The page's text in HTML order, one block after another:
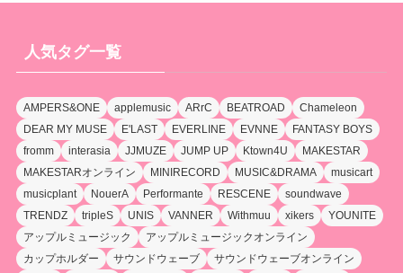
人気タグ一覧
AMPERS&ONE applemusic ARrC BEATROAD
Chameleon
DEAR MY MUSE
E'LAST EVERLINE EVNNE
FANTASY BOYS
fromm
interasia JJMUZE JUMP UP Ktown4U
MAKESTAR
MAKESTARオンライン
MINIRECORD MUSIC&DRAMA
musicart
musicplant
NouerA Performante RESCENE
soundwave
TRENDZ
tripleS UNIS VANNER Withmuu xikers
YOUNITE
アップルミュージック
アップルミュージックオンライン
カップホルダー
サウンドウェーブ
サウンドウェーブオンライン